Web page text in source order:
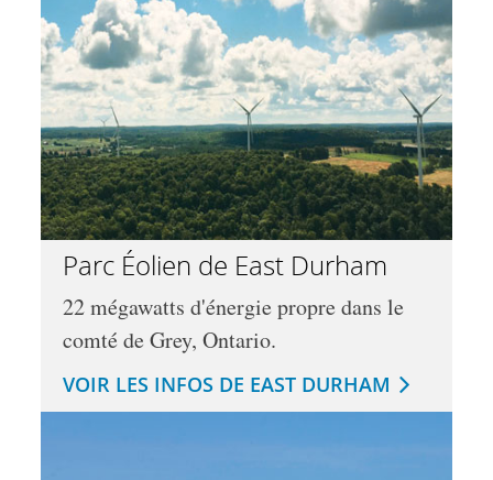
Parc Éolien de East Durham
22 mégawatts d'énergie propre dans le
comté de Grey, Ontario.
VOIR LES INFOS DE EAST DURHAM